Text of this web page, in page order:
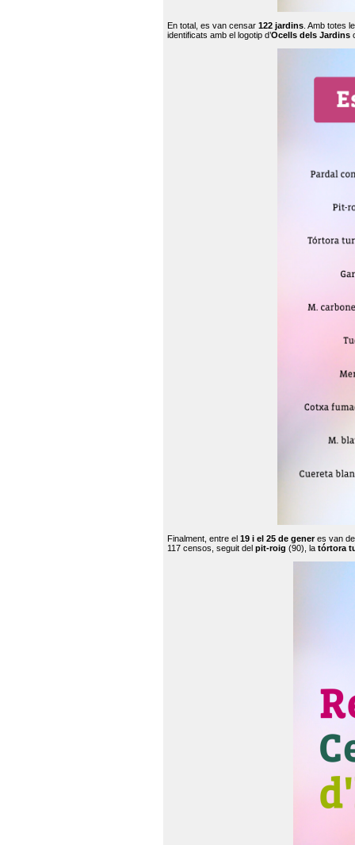
En total, es van censar 122 jardins . Amb totes
identificats amb el logotip d’Ocells dels Jardins
Finalment, entre el 19 i el 25 de generes van
117 censos, seguit del pit-roig (90), la tórtora